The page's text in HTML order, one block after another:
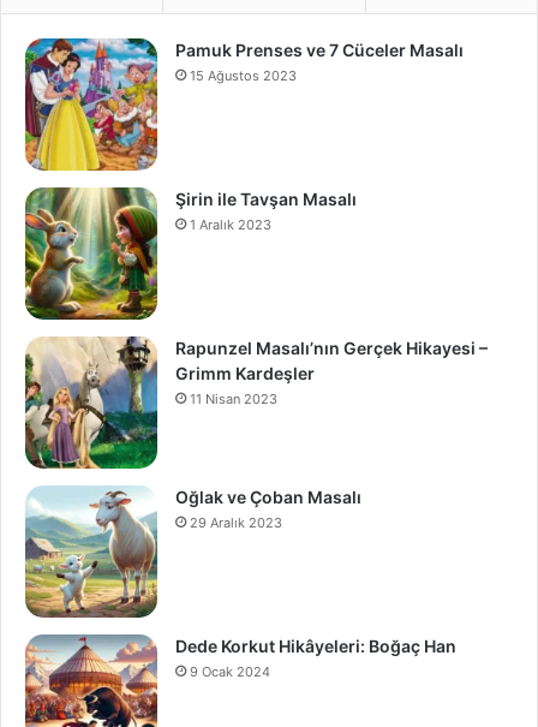
Pamuk Prenses ve 7 Cüceler Masalı
15 Ağustos 2023
Şirin ile Tavşan Masalı
1 Aralık 2023
Rapunzel Masalı’nın Gerçek Hikayesi –
Grimm Kardeşler
11 Nisan 2023
Oğlak ve Çoban Masalı
29 Aralık 2023
Dede Korkut Hikâyeleri: Boğaç Han
9 Ocak 2024